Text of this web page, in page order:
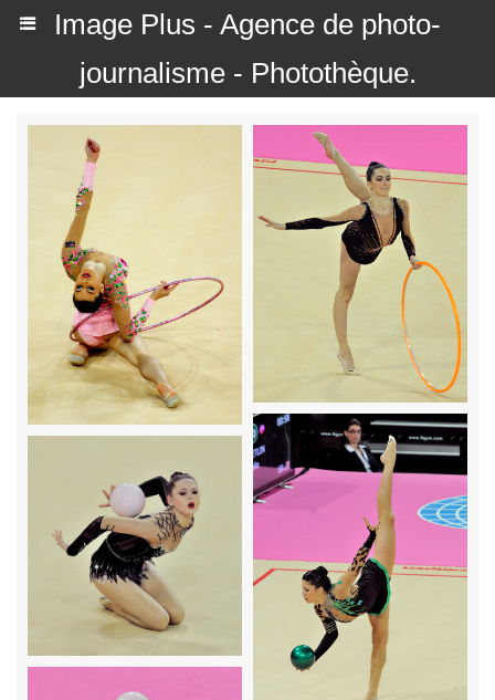
Image Plus - Agence de photo-
journalisme - Photothèque.